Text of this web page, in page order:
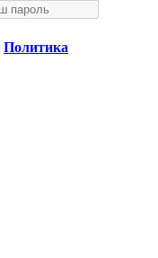
Политика